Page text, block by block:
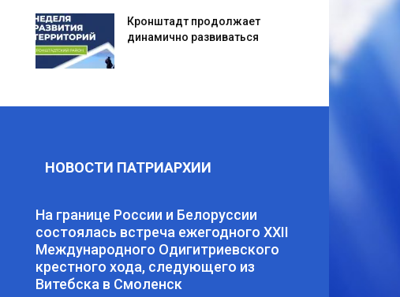
Кронштадт продолжает
динамично развиваться
НОВОСТИ ПАТРИАРХИИ
На границе России и Белоруссии
состоялась встреча ежегодного XXII
Международного Одигитриевского
крестного хода, следующего из
Витебска в Смоленск